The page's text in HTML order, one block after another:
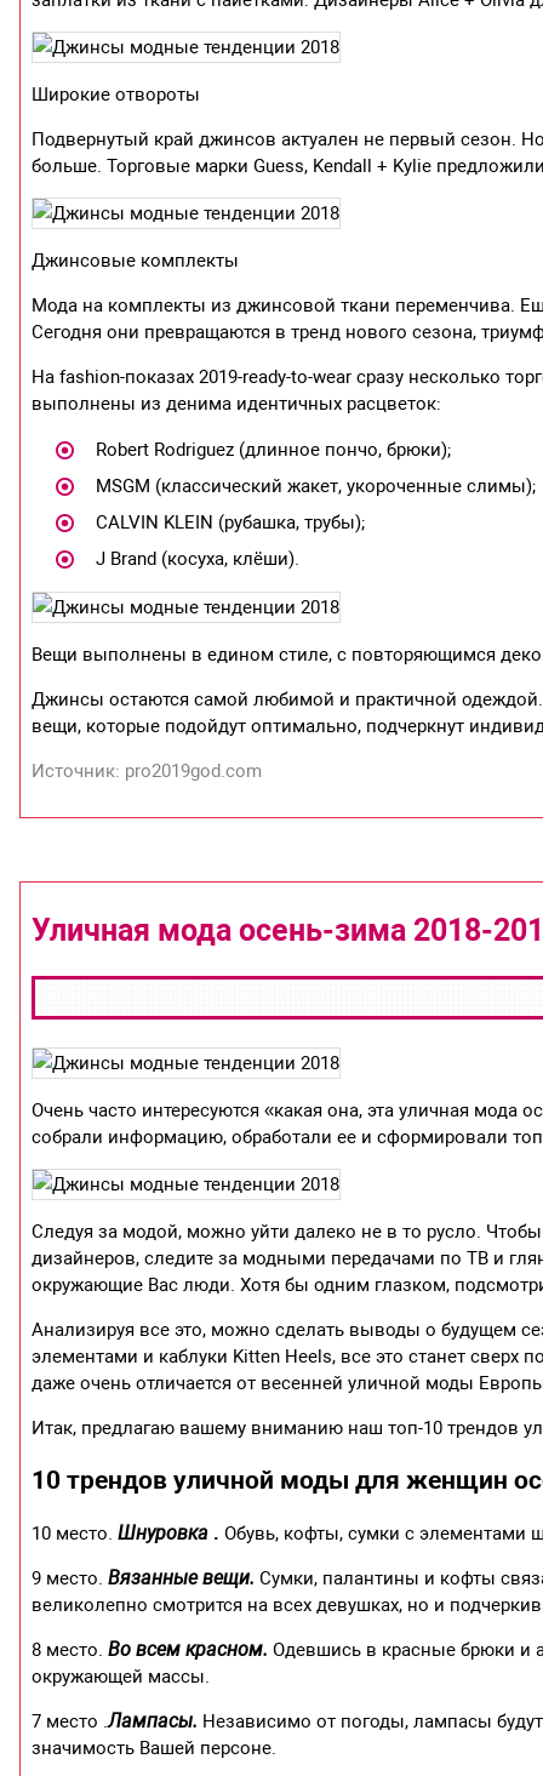
Широкие отвороты
Подвернутый край джинсов актуален не первый сезон.
больше. Торговые марки Guess, Kendall + Kylie
Джинсовые комплекты
Мода на комплекты из джинсовой ткани переменчива.
Сегодня они превращаются в тренд нового сезона,
На fashion-показах 2019-ready-to-wear сразу несколько
выполнены из денима идентичных расцветок:
Robert Rodriguez (длинное пончо, брюки);
MSGM (классический жакет, укороченные слимы);
CALVIN KLEIN (рубашка, трубы);
J Brand (косуха, клёши).
Вещи выполнены в едином стиле, с повторяющимся
Джинсы остаются самой любимой и практичной
вещи, которые подойдут оптимально, подчеркнут
Источник: pro2019god.com
Уличная мода осень-зима 2018-
Очень часто интересуются «какая она, эта уличная мода
собрали информацию, обработали ее и сформировали
Следуя за модой, можно уйти далеко не в то русло.
дизайнеров, следите за модными передачами по ТВ и
окружающие Вас люди. Хотя бы одним глазком,
Анализируя все это, можно сделать выводы о будущем
элементами и каблуки Kitten Heels, все это станет
даже очень отличается от весенней уличной моды
Итак, предлагаю вашему вниманию наш топ-10 трендов
10 трендов уличной моды для женщин
10 место.Шнуровка . Обувь, кофты, сумки с элементами
9 место.Вязанные вещи. Сумки, палантины и кофты
великолепно смотрится на всех девушках, но и
8 место.Во всем красном. Одевшись в красные брюки и
окружающей массы.
7 место .Лампасы. Независимо от погоды, лампасы
значимость Вашей персоне.